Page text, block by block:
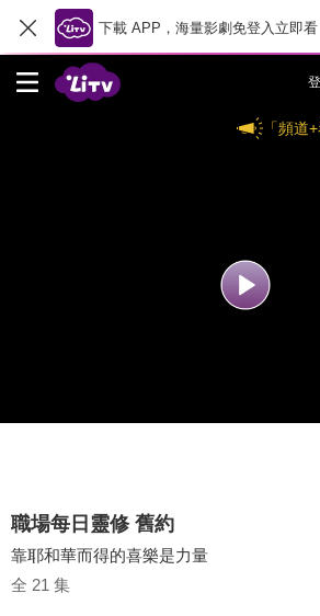
下載 APP，海量影劇免登入立即看
「頻道
職場每日靈修 舊約
靠耶和華而得的喜樂是力量
全 21 集